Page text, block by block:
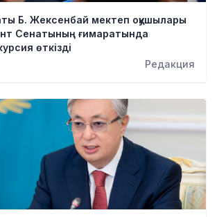
Б. Жексенбай мектеп оқушылары
Сенатының ғимаратында
өткізді
Редакция